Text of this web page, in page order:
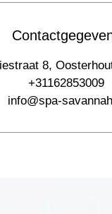
8,
+31162853009
info@spa-